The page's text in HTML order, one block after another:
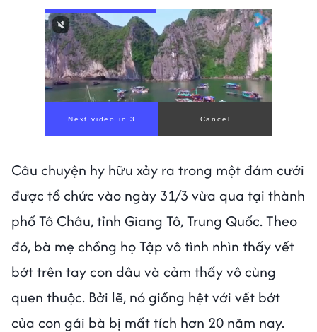
Next video in 1 Cancel
Câu chuyện hy hữu xảy ra trong một đám cưới
được tổ chức vào ngày 31/3 vừa qua tại thành
phố Tô Châu, tỉnh Giang Tô, Trung Quốc. Theo
đó, bà mẹ chồng họ Tập vô tình nhìn thấy vết
bớt trên tay con dâu và cảm thấy vô cùng
quen thuộc. Bởi lẽ, nó giống hệt với vết bớt
của con gái bà bị mất tích hơn 20 năm nay.